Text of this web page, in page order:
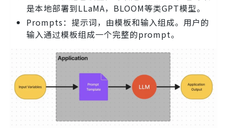
是本地部署到LLaMA，BLOOM等类GPT模型。
Prompts：提示词，由模板和输入组成。用户的
输入通过模板组成一个完整的prompt。